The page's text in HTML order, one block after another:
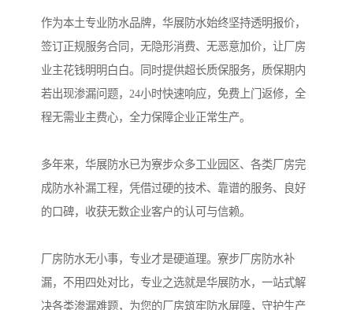
作为本土专业防水品牌，华展防水始终坚持透明报价，
签订正规服务合同，无隐形消费、无恶意加价，让厂房
业主花钱明明白白。同时提供超长质保服务，质保期内
若出现渗漏问题，24小时快速响应，免费上门返修，全
程无需业主费心，全力保障企业正常生产。
多年来，华展防水已为寮步众多工业园区、各类厂房完
成防水补漏工程，凭借过硬的技术、靠谱的服务、良好
的口碑，收获无数企业客户的认可与信赖。
厂房防水无小事，专业才是硬道理。寮步厂房防水补
漏，不用四处对比，专业之选就是华展防水，一站式解
决各类渗漏难题，为您的厂房筑牢防水屏障，守护生产